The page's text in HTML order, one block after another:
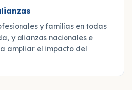
y familias en todas
y alianzas nacionales e
ampliar el impacto del